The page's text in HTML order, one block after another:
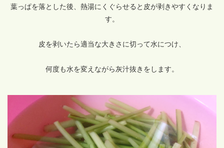
葉っぱを落とした後、熱湯にくぐらせると皮が剥きやすくなりま
す。
皮を剥いたら適当な大きさに切って水につけ、
何度も水を変えながら灰汁抜きをします。